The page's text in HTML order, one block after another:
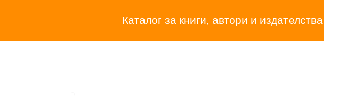
Каталог за книги, автори и издателства